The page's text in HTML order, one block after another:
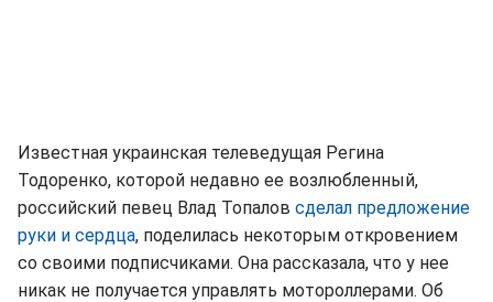
Известная украинская телеведущая Регина
Тодоренко, которой недавно ее возлюбленный,
российский певец Влад Топалов сделал предложение
руки и сердца, поделилась некоторым откровением
со своими подписчиками. Она рассказала, что у нее
никак не получается управлять мотороллерами. Об